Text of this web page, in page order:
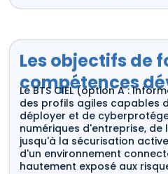
Les objectifs de
compétences
Le BTS CIEL (option A :
des profils agiles capables
déployer et de
numériques d'entreprise,
jusqu'à la sécurisation
d'un environnement
hautement exposé aux